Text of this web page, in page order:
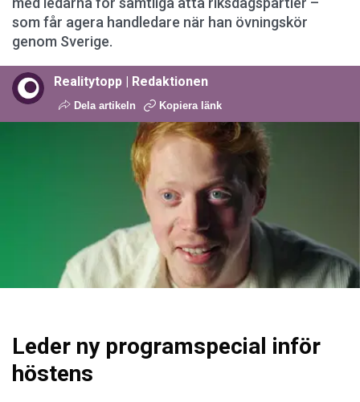
som får agera handledare när han övningskör
genom Sverige.
Realitytopp | Redaktionen
Dela artikeln Kopiera länk
Leder ny programspecial inför
höstens